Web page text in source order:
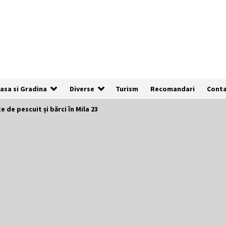
si Gradina Diverse Turism Recomandari
de pescuit și bărci în Mila 23